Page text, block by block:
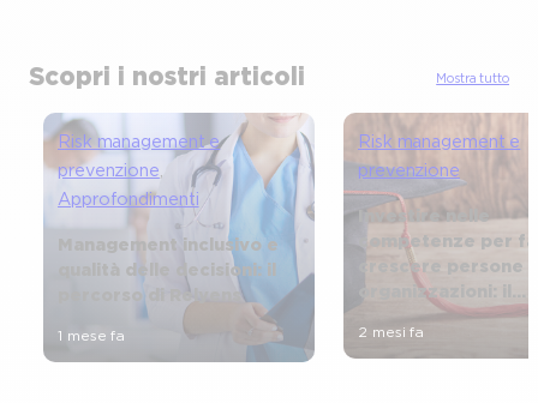
Scopri i nostri articoli Mostra tutto
Risk management e
prevenzione
Approfondimenti
Management inclusivo e
qualità delle decisioni: il
percorso di Relyens
1 mese fa
Risk management e
prevenzione
Investire nelle
competenze per
crescere persone
organizzazioni: il
percorso di Grazia
in Relyens
2 mesi fa